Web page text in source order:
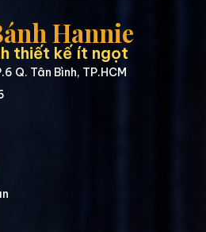
Hannie
thiết kế ít ngọt
Q. Tân Bình, TP.HCM